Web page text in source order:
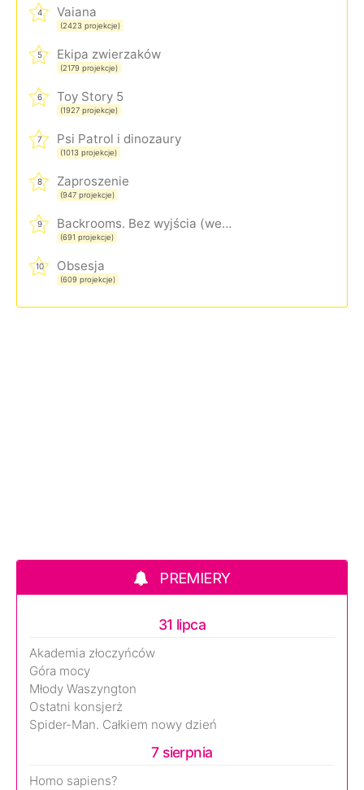
4 Vaiana
(2423 projekcje)
5 Ekipa zwierzaków
(2179 projekcje)
6 Toy Story 5
(1927 projekcje)
7 Psi Patrol i dinozaury
(1013 projekcje)
8 Zaproszenie
(947 projekcje)
9 Backrooms. Bez wyjścia (wersja rozszerzona)
(691 projekcje)
10 Obsesja
(609 projekcje)
PREMIERY
31 lipca
Akademia złoczyńców
Góra mocy
Młody Waszyngton
Ostatni konsjerż
Spider-Man. Całkiem nowy dzień
7 sierpnia
Homo sapiens?